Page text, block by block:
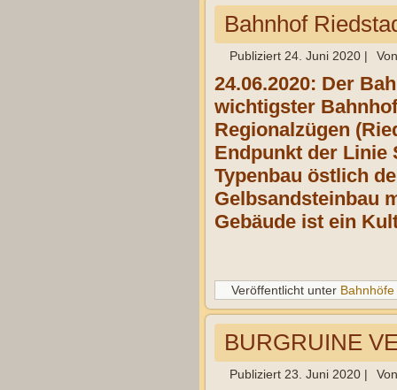
Bahnhof
Publiziert 24. Juni 2020 | Von
24.06.2020: Der
wichtigster
Regionalzügen
Endpunkt der Linie
Typenbau östlich
Gelbsandsteinbau
Gebäude ist ein
Veröffentlicht unter Bahnhöfe
BURGRUINE
Publiziert 23. Juni 2020 | Von